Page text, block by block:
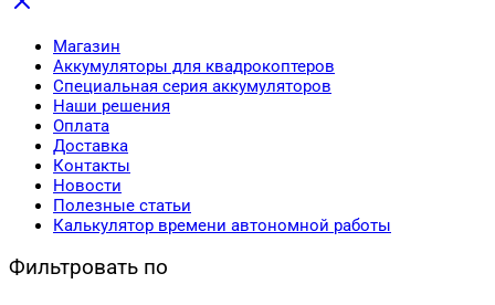
Магазин
Аккумуляторы для квадрокоптеров
Специальная серия аккумуляторов
Наши решения
Оплата
Доставка
Контакты
Новости
Полезные статьи
Калькулятор времени автономной работы
Фильтровать по